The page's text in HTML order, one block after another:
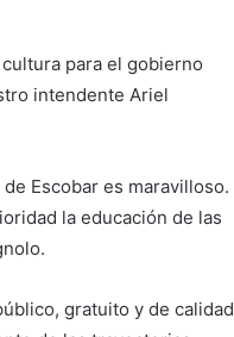
para el gobierno
intendente Ariel
Escobar es maravilloso.
la educación de las
gratuito y de calidad